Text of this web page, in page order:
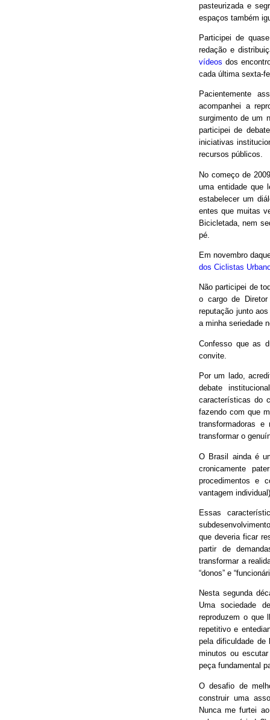
pasteurizada e
espaços também
Participei de
redação e
vídeos dos
cada última sexta-
Pacientemente
acompanhei a
surgimento de um
participei de
iniciativas
recursos públicos.
No começo de
uma entidade que
estabelecer um
entes que muitas
Bicicletada, nem
pé.
Em novembro
dos Ciclistas
Não participei de
o cargo de
reputação junto
a minha seriedade
Confesso que as
convite.
Por um lado,
debate
características do
fazendo com que
transformadoras
transformar o
O Brasil ainda é
cronicamente
procedimentos e
vantagem
Essas
que deveria ficar
partir de
transformar a
“donos” e
Nesta segunda
Uma sociedade
reproduzem o que
repetitivo e
pela dificuldade
minutos ou
peça fundamental
O desafio de
construir uma
Nunca me furtei